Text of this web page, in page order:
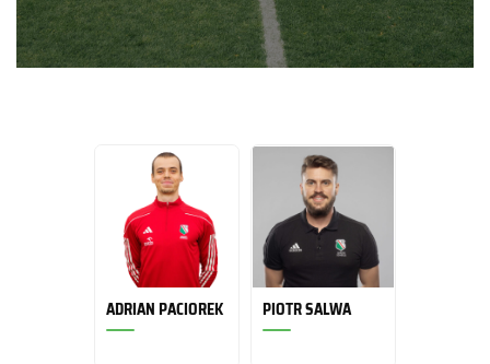
ADRIAN PACIOREK PIOTR SALWA